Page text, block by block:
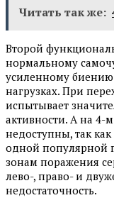
Читать так же:
Второй
нормальному
усиленному
нагрузках. При
испытывает
активности. А на 4-
недоступны, так
одной популярной
зонам поражения
лево-, право- и
недостаточность.